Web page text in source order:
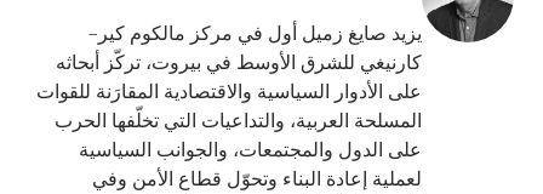
يزيد صايغ زميل أول في مركز مالكوم كير–
كارنيغي للشرق الأوسط في بيروت، تركّز أبحاثه
على الأدوار السياسية والاقتصادية المقارَنة للقوات
المسلحة العربية، والتداعيات التي تخلّفها الحرب
على الدول والمجتمعات، والجوانب السياسية
لعملية إعادة البناء وتحوّل قطاع الأمن وفي